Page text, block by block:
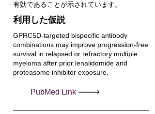
有効であることが示されています。
利用した仮説
GPRC5D-targeted bispecific antibody
combinations may improve progression-free
survival in relapsed or refractory multiple
myeloma after prior lenalidomide and
proteasome inhibitor exposure.
PubMed Link